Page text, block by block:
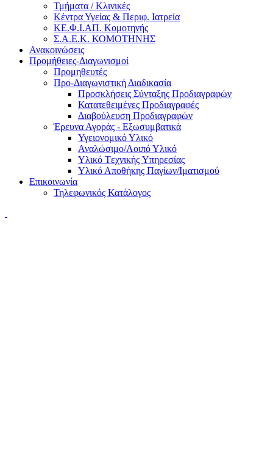
Τμήματα / Κλινικές
Κέντρα Υγείας & Περιφ. Ιατρεία
ΚΕ.Φ.Ι.ΑΠ. Κομοτηνής
Σ.Α.Ε.Κ. ΚΟΜΟΤΗΝΗΣ
Ανακοινώσεις
Προμήθειες-Διαγωνισμοί
Προμηθευτές
Προ-Διαγωνιστική Διαδικασία
Προσκλήσεις Σύνταξης Προδιαγραφών
Κατατεθειμένες Προδιαγραφές
Διαβούλευση Προδιαγραφών
Έρευνα Αγοράς - Εξωσυμβατικά
Υγειονομικό Υλικό
Αναλώσιμο/Λοιπό Υλικό
Υλικό Tεχνικής Yπηρεσίας
Υλικό Αποθήκης Παγίων/Ιματισμού
Επικοινωνία
Τηλεφωνικός Κατάλογος